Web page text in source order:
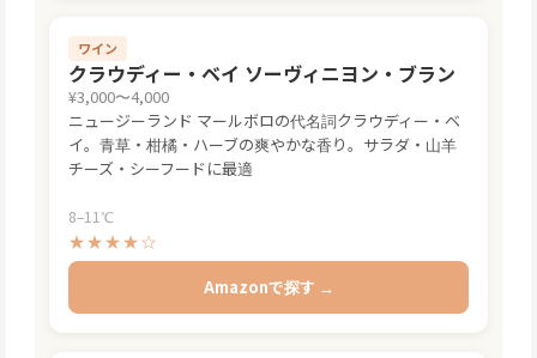
ワイン
クラウディー・ベイ ソーヴィニヨン・ブラン
¥3,000〜4,000
ニュージーランド マールボロの代名詞クラウディー・ベ
イ。青草・柑橘・ハーブの爽やかな香り。サラダ・山羊
チーズ・シーフードに最適
8–11℃
★★★★☆
Amazonで探す →